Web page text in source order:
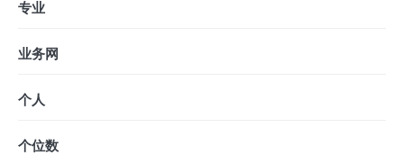
专业
业务网
个人
个位数